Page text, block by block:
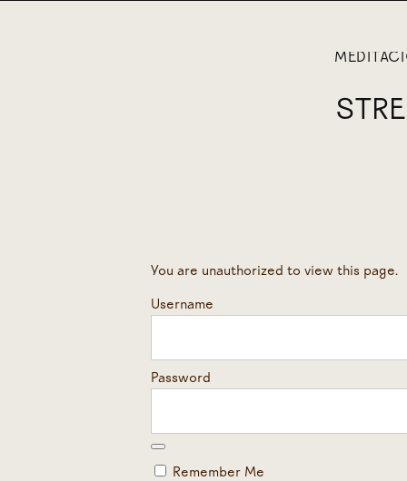
You are unauthorized to view this page.
Username
Password
Remember Me